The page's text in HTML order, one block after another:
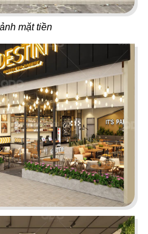
mặt tiền
DỰ
02
VEE AYY FOOD
04
SAKURA
Nhà hàng Nhật